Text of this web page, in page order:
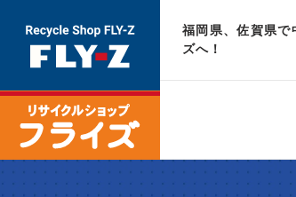
福岡県、佐賀県で
ズへ！